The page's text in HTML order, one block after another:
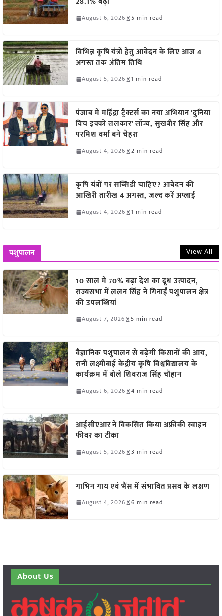
August 6, 2026 5 min read
विभिन्न कृषि यंत्रों हेतु आवेदन के लिए आज 4
अगस्त तक अंतिम तिथि
August 5, 2026 1 min read
पंजाब में महिंद्रा ट्रैक्टर्स का नया अभियान ‘दुनिया
विच इक्को ललकार’ लॉन्च, सुखबीर सिंह और
परमिश वर्मा बने चेहरा
August 4, 2026 2 min read
कृषि यंत्रों पर सब्सिडी चाहिए? आवेदन की
आखिरी तारीख 4 अगस्त, जल्द करें अप्लाई
August 4, 2026 1 min read
पशुपालन View All
10 साल में 70% बढ़ा देश का दूध उत्पादन,
राज्यसभा में ललन सिंह ने गिनाईं पशुपालन क्षेत्र
की उपलब्धियां
August 7, 2026 5 min read
वैज्ञानिक पशुपालन से बढ़ेगी किसानों की आय,
रानी लक्ष्मीबाई केंद्रीय कृषि विश्वविद्यालय के
कार्यक्रम में बोले शिवराज सिंह चौहान
August 6, 2026 4 min read
आईसीएआर ने विकसित किया अफ्रीकी स्वाइन
फीवर का टीका
August 5, 2026 3 min read
गाभिन गाय एवं भैंस में संभावित प्रसव के लक्षण
August 4, 2026 6 min read
About Us